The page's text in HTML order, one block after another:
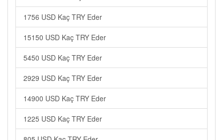
1756 USD Kaç TRY Eder
15150 USD Kaç TRY Eder
5450 USD Kaç TRY Eder
2929 USD Kaç TRY Eder
14900 USD Kaç TRY Eder
1225 USD Kaç TRY Eder